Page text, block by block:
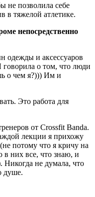
не позволила себе
в тяжелой атлетике.
непосредственно
одежды и аксессуаров
говорила о том, что люди
о чем я?))) Им и
Это работа для
от Crossfit Banda.
лекции я прихожу
потому что я кричу на
в них все, что знаю, и
Никогда не думала, что
душе.